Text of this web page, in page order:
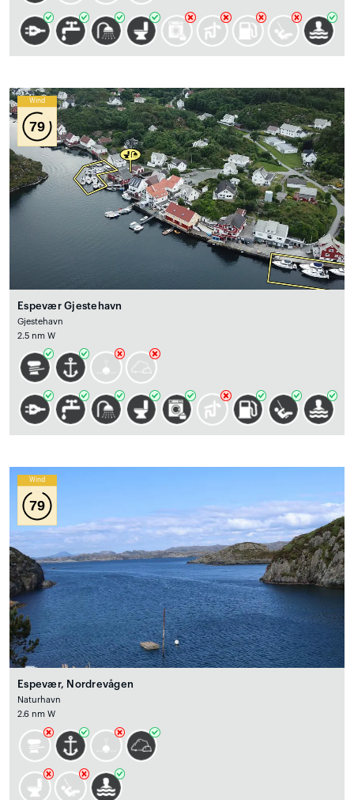
Wind
79
Espevær Gjestehavn
Gjestehavn
2.5 nm W
Wind
79
Espevær, Nordrevågen
Naturhavn
2.6 nm W